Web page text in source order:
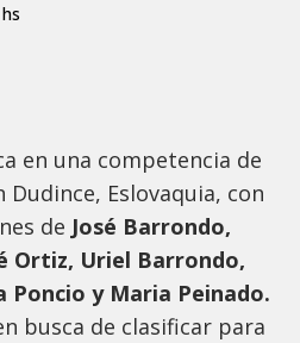
en una competencia de
Eslovaquia, con
de José Barrondo,
Ortiz, Uriel Barrondo,
y Maria Peinado.
busca de clasificar para